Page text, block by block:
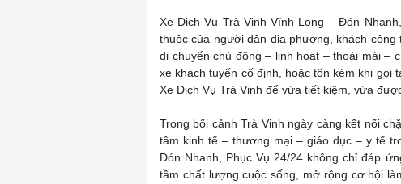
Xe Dịch Vụ Trà Vinh Vĩnh Long – Đón
thuộc của người dân địa phương, khách
di chuyển chủ động – linh hoạt – thoải mái –
xe khách tuyến cố định, hoặc tốn kém khi gọi
Xe Dịch Vụ Trà Vinh để vừa tiết kiệm, vừa
Trong bối cảnh Trà Vinh ngày càng kết nối
tâm kinh tế – thương mại – giáo dục – y tế
Đón Nhanh, Phục Vụ 24/24 không chỉ đáp
tầm chất lượng cuộc sống, mở rộng cơ hội